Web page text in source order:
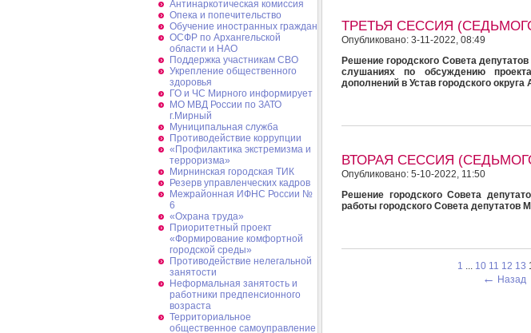
Антинаркотическая комиссия
Опека и попечительство
Обучение иностранных граждан
ОСФР по Архангельской
области и НАО
Поддержка участникам СВО
Укрепление общественного
здоровья
ГО и ЧС Мирного информирует
МО МВД России по ЗАТО
г.Мирный
Муниципальная cлужба
Противодействие коррупции
«Профилактика экстремизма и
терроризма»
Мирнинская городская ТИК
Резерв управленческих кадров
Межрайонная ИФНС России №
6
«Охрана труда»
Приоритетный проект
«Формирование комфортной
городской среды»
Противодействие нелегальной
занятости
Неформальная занятость и
работники предпенсионного
возраста
Территориальное
общественное самоуправление
ТРЕТЬЯ СЕССИЯ
Опубликовано: 3-11-2022, 08:49
Решение городского Совета
слушаниях по обсуждению
дополнений в Устав городского
ВТОРАЯ СЕССИЯ
Опубликовано: 5-10-2022, 11:50
Решение городского Совета
работы городского Совета депутатов
1 10 11 12 13
← Назад